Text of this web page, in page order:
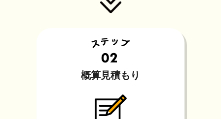
概算見積もり